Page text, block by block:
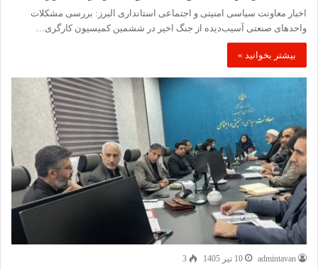
اخبار معاونت سیاسی امنیتی و اجتماعی استانداری البرز: بررسی مشکلات
واحدهای صنعتی آسیب‌دیده از جنگ اخیر در ششمین کمیسیون کارگری…
بیشتر بخوانید »
admintavan 10 تیر 1405 3